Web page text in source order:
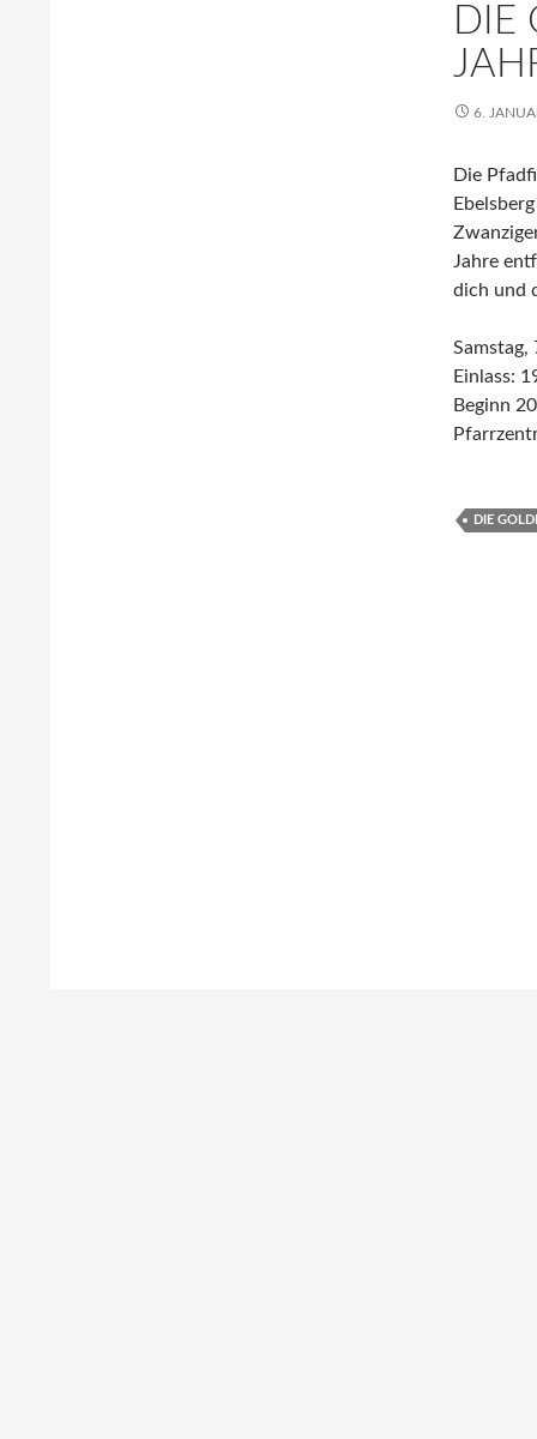
DIE
6.
Die
Jahre
dich und
Samstag,
Einlass:
Beginn
DIE